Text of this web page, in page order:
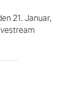
21. Januar,